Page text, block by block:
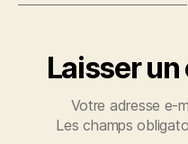
Laisser
Votre adresse e-
Les champs